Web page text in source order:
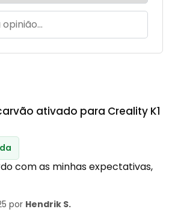
ativado para Creality K1
com as minhas expectativas,
por Hendrik S.